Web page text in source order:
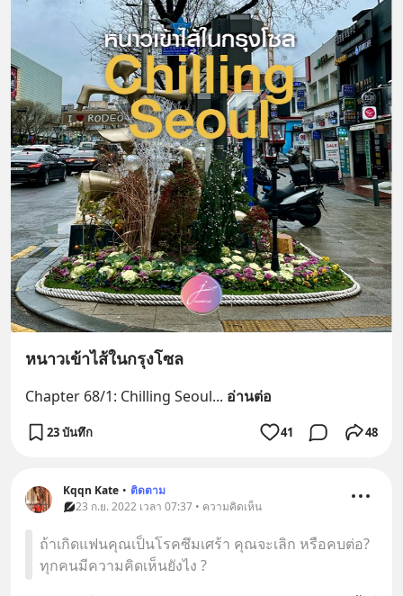
หนาวเข้าไส้ในกรุงโซล
Chapter 68/1: Chilling Seoul... อ่านต่อ
23 บันทึก 41 48
Kqqn Kate • ติดตาม
23 ก.ย. 2022 เวลา 07:37 • ความคิดเห็น
ถ้าเกิดแฟนคุณเป็นโรคซึมเศร้า คุณจะเลิก หรือคบต่อ?
ทุกคนมีความคิดเห็นยังไง ?